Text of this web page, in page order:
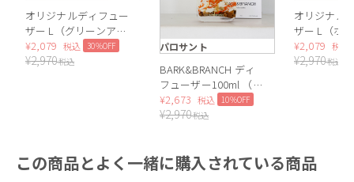
オリジナルディフュー
ザー L（グリーンアッ
プル）
¥2,079 税込 30%OFF
¥2,970税込
パロサント
BARK&BRANCH ディ
フューザー100ml （パ
ロサント）
¥2,673 税込 10%OFF
¥2,970税込
オリジナル
ザー L（ホ
ーラル）
¥2,079 税込
¥2,970税込
この商品とよく一緒に購入されている商品